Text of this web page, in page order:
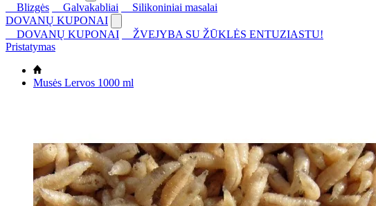
Blizgės
Galvakabliai
Silikoniniai masalai
DOVANŲ KUPONAI
DOVANŲ KUPONAI
ŽVEJYBA SU ŽŪKLĖS ENTUZIASTU!
Pristatymas
Musės Lervos 1000 ml